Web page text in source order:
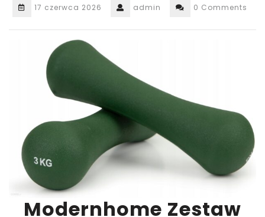
17 czerwca 2026 admin 0 Comments
Modernhome Zestaw